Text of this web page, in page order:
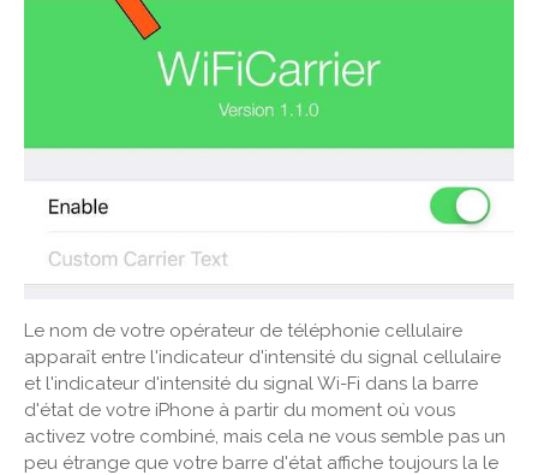
Le nom de votre opérateur de téléphonie cellulaire
apparaît entre l'indicateur d'intensité du signal cellulaire
et l'indicateur d'intensité du signal Wi-Fi dans la barre
d'état de votre iPhone à partir du moment où vous
activez votre combiné, mais cela ne vous semble pas un
peu étrange que votre barre d'état affiche toujours la le